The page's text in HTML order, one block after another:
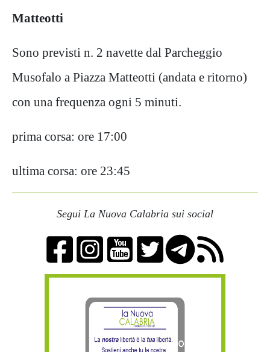
Matteotti
Sono previsti n. 2 navette dal Parcheggio
Musofalo a Piazza Matteotti (andata e ritorno)
con una frequenza ogni 5 minuti.
prima corsa: ore 17:00
ultima corsa: ore 23:45
Segui La Nuova Calabria sui social